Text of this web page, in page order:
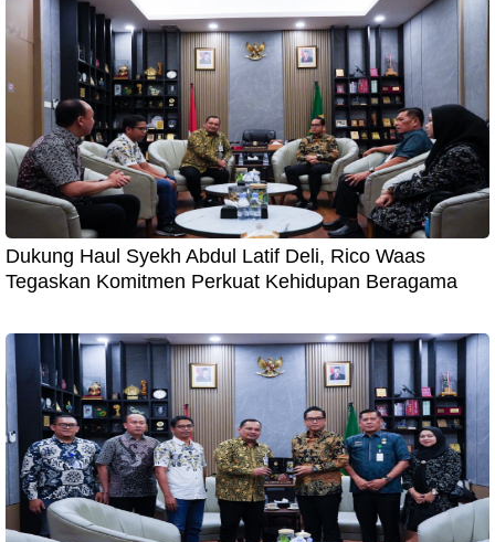
Dukung Haul Syekh Abdul Latif Deli, Rico Waas
Tegaskan Komitmen Perkuat Kehidupan Beragama